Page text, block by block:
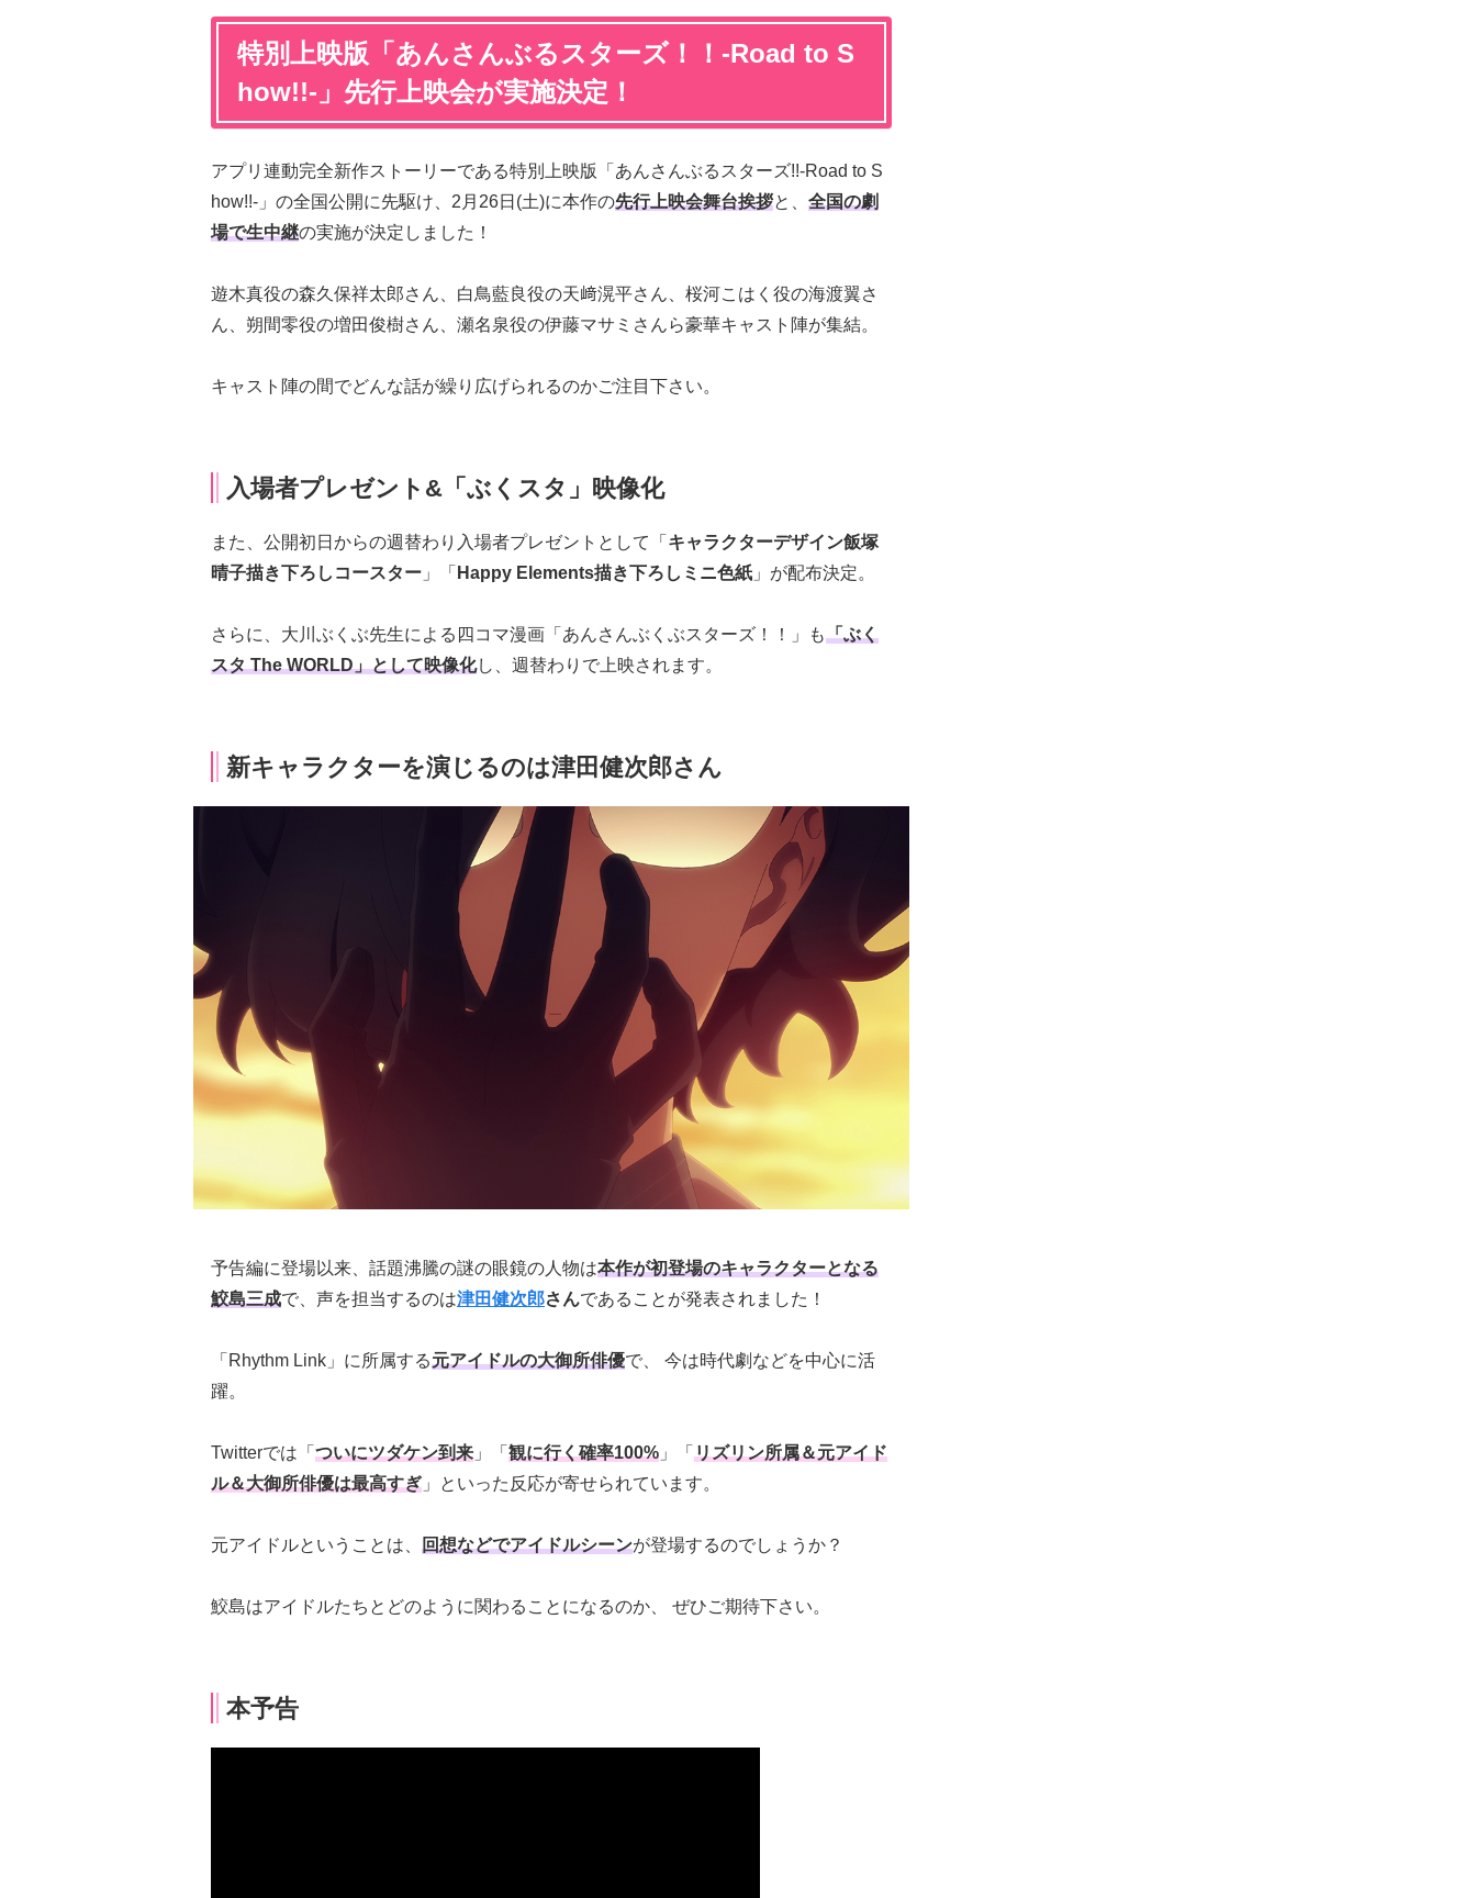
特別上映版「あんさんぶるスターズ！！-Road to S
how!!-」先行上映会が実施決定！
アプリ連動完全新作ストーリーである特別上映版「あんさんぶるスターズ!!-Road to S
how!!-」の全国公開に先駆け、2月26日(土)に本作の先行上映会舞台挨拶と、 全国の劇
場で生中継の実施が決定しました！
遊木真役の森久保祥太郎さん、白鳥藍良役の天﨑滉平さん、桜河こはく役の海渡翼さ
ん、朔間零役の増田俊樹さん、瀬名泉役の伊藤マサミさんら豪華キャスト陣が集結。
キャスト陣の間でどんな話が繰り広げられるのかご注目下さい。
入場者プレゼント&「ぶくスタ」映像化
また、公開初日からの週替わり入場者プレゼントとして「 キャラクターデザイン飯塚
晴子描き下ろしコースター 」「 Happy Elements描き下ろしミニ色紙 」が配布決定。
さらに、大川ぶくぶ先生による四コマ漫画「あんさんぶくぶスターズ！！」も「ぶく
スタ The WORLD」として映像化し、週替わりで上映されます。
新キャラクターを演じるのは津田健次郎さん
予告編に登場以来、話題沸騰の謎の眼鏡の人物は本作が初登場のキャラクターとなる
鮫島三成で、声を担当するのは津田健次郎さんであることが発表されました！
「Rhythm Link」に所属する元アイドルの大御所俳優で、 今は時代劇などを中心に活
躍。
Twitterでは「 ついにツダケン到来 」「 観に行く確率100% 」「 リズリン所属＆元アイド
ル＆大御所俳優は最高すぎ 」といった反応が寄せられています。
元アイドルということは、 回想などでアイドルシーンが登場するのでしょうか？
鮫島はアイドルたちとどのように関わることになるのか、 ぜひご期待下さい。
本予告